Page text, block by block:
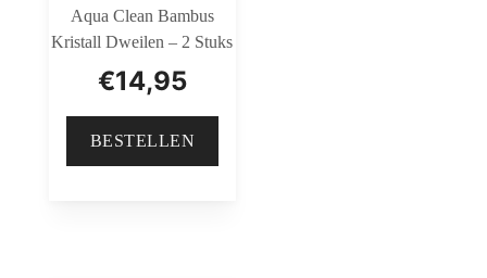
Aqua Clean Bambus
Kristall Dweilen – 2 Stuks
€14,95
BESTELLEN